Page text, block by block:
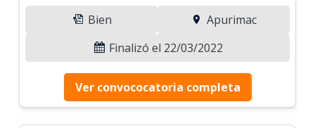
Bien
Apurimac
Finalizó el 22/03/2022
Ver convococatoria completa